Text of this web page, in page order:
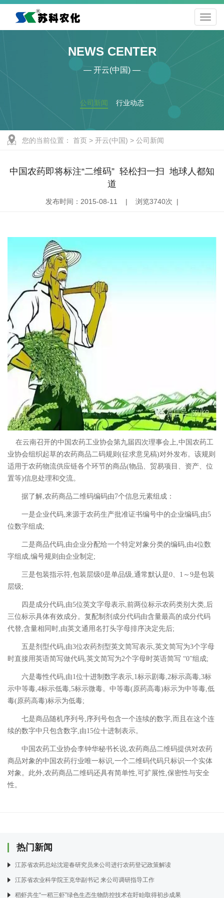
NEWS CENTER
— 开云(中国) —
公司新闻 行业动态
您的当前位置： 首页 > 开云(中国) > 公司新闻
中国农药即将标注“二维码” 轻松扫一扫 地球人都知
道
发布时间：2015-08-11 | 浏览3740次 |
在云南召开的中国农药工业协会第九届四次理事会上,中国农药工
业协会组织起草的农药商品二码规则(征求意见稿)对外发布。该规则
适用于农药物流供应链各个环节的商品(物品、贸易项目、资产、位
置等)信息处理和交流。
据了解,农药商品二维码编码由7个信息元素组成：
一是企业代码,来源于农药生产批准证书编号中的企业编码,由5
位数字组成;
二是商品代码,由企业分配给一个特定对象分类的编码,由4位数
字组成,编号规则由企业制定;
三是包装指示符,包装层级0是单品级,通常默认是0、1～9是包装
层级;
四是成分代码,由5位英文字母表示,前两位标示农药类别大类,后
三位标示具体有效成分。复配制剂成分代码由含量最高的成分代码
代替,含量相同时,由英文通用名打头字母排序决定先后;
五是剂型代码,由3位农药剂型英文简写表示,英文简写为3个字母
时直接用英语简写做代码,英文简写为2个字母时英语简写 “0”组成;
六是毒性代码,由1位十进制数字表示,1标示剧毒,2标示高毒,3标
示中等毒,4标示低毒,5标示微毒。中等毒(原药高毒)标示为中等毒,低
毒(原药高毒)标示为低毒;
七是商品随机序列号,序列号包含一个连续的数字,而且在这个连
续的数字中只包含数字,由15位十进制表示。
中国农药工业协会李钟华秘书长说,农药商品二维码提供对农药
商品对象的中国农药行业唯一标识,一个二维码代码只标识一个实体
对象。此外,农药商品二维码还具有简单性,可扩展性,保密性与安全
性。
热门新闻
江苏省农药总站沈迎春研究员来公司进行农药登记政策解读
江苏省农业科学院王克华副书记 来公司调研指导工作
稻虾共生“一稻三虾”绿色生态生物防控技术在盱眙取得初步成果